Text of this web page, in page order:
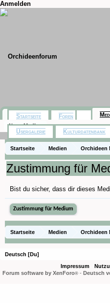
Anmelden
Startseite Medien Orchideen
Zustimmung für
Bist du sicher, dass dir dieses
Startseite Medien Orchideen
Startseite Foren
Neue Medien
Usergalerie Kulturdatenbank
Deutsch [Du]
Impressum
Forum software by XenForo® - Deutsch